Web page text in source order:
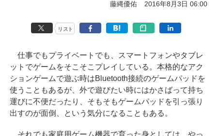
藤縄優佑 2016年8月3日 06:00
リスト
仕事でもプライベートでも、スマートフォンやタブレ
ットでゲームをそこそこプレイしている。本格的なアク
ションゲームで遊ぶ時はBluetooth接続のゲームパッドを
使うこともあるが、外で遊びたい時にはかさばって持ち
運びに不便だったり、そもそもゲームパッドを引っ張り
出すのが面倒、という気分になることもある。
それでも家庭用ゲーム機器で育った身としては、やっ